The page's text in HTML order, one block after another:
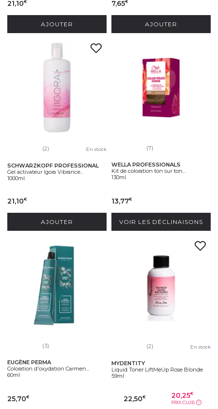
21,10€
AJOUTER
7,65€
AJOUTER
(2) En stock
SCHWARZKOPF PROFESSIONAL
Gel activateur Igora Vibrance...
1000ml
21,10€
AJOUTER
(7)
WELLA PROFESSIONALS
Kit de coloration ton sur ton...
130ml
13,77€
VOIR LES DÉCLINAISONS
(3)
EUGÈNE PERMA
Coloration d'oxydation Carmen...
60ml
25,70€
(2) En stock
MYDENTITY
Liquid Toner LiftMeUp Rose Blonde
59ml
22,50€ 20,25€
PRIX CLUB ?